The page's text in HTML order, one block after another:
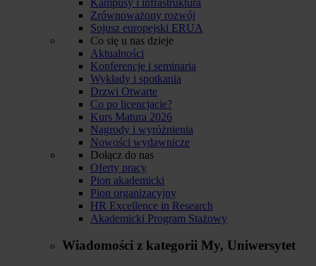
Zrównoważony rozwój
Sojusz europejski ERUA
Co się u nas dzieje
Aktualności
Konferencje i seminaria
Wykłady i spotkania
Drzwi Otwarte
Co po licencjacie?
Kurs Matura 2026
Nagrody i wyróżnienia
Nowości wydawnicze
Dołącz do nas
Oferty pracy
Pion akademicki
Pion organizacyjny
HR Excellence in Research
Akademicki Program Stażowy
Wiadomości z kategorii My, Uniwersytet